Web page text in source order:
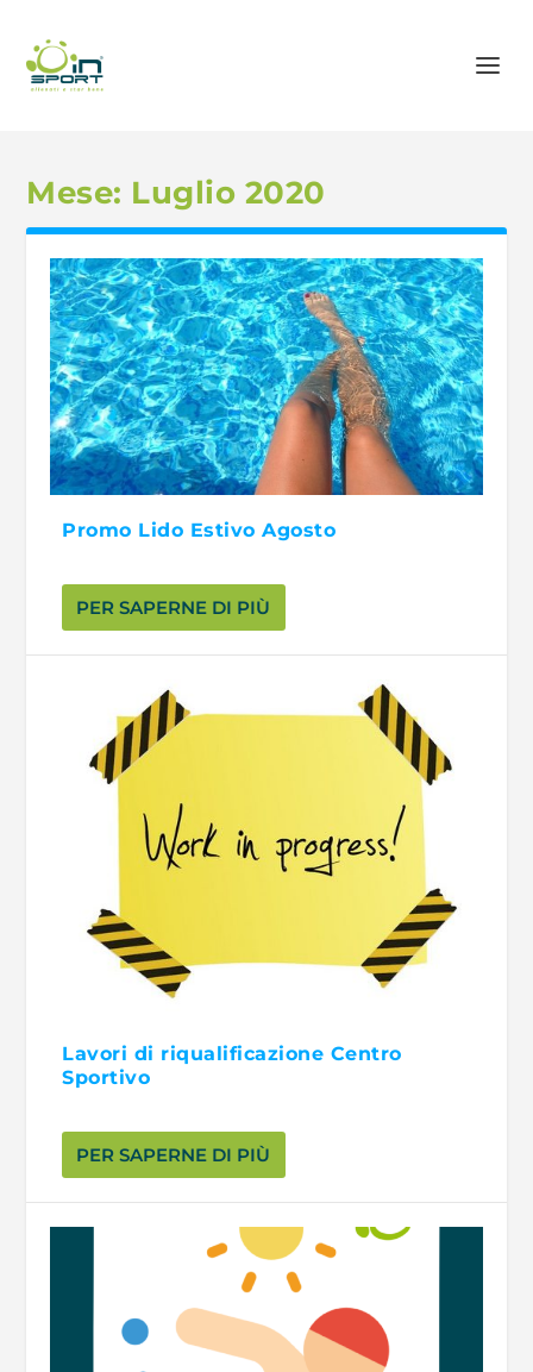
Mese: Luglio 2020
Promo Lido Estivo Agosto
PER SAPERNE DI PIÙ
Lavori di riqualificazione Centro
Sportivo
PER SAPERNE DI PIÙ